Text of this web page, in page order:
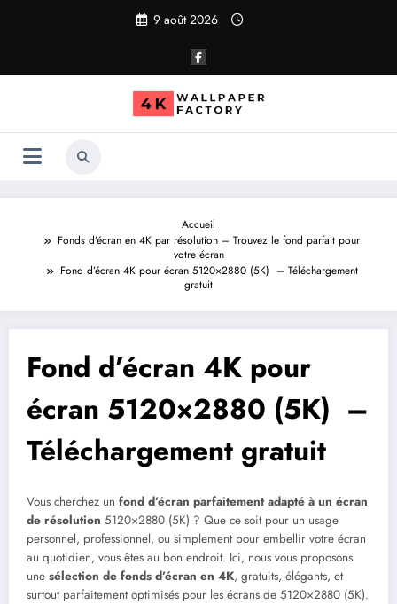
9 août 2026
Accueil
Fonds d’écran en 4K par résolution – Trouvez le fond parfait pour
votre écran
Fond d’écran 4K pour écran 5120×2880 (5K) – Téléchargement
gratuit
Fond d’écran 4K pour
écran 5120×2880 (5K) –
Téléchargement gratuit
Vous cherchez un fond d’écran parfaitement adapté à un écran
de résolution 5120×2880 (5K) ? Que ce soit pour un usage
personnel, professionnel, ou simplement pour embellir votre écran
au quotidien, vous êtes au bon endroit. Ici, nous vous proposons
une sélection de fonds d’écran en 4K, gratuits, élégants, et
surtout parfaitement optimisés pour les écrans de 5120×2880 (5K).